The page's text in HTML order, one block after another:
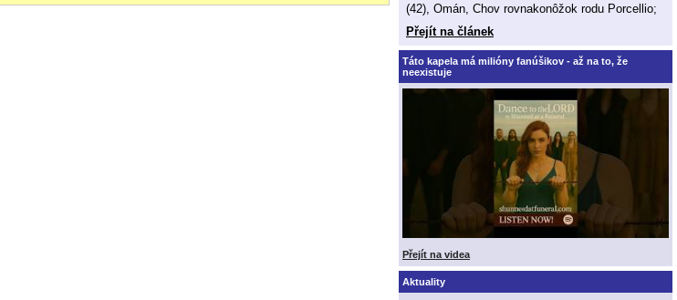
(42), Omán, Chov rovnakonôžok rodu Porcellio;
Přejít na článek
Táto kapela má milióny fanúšikov - až na to, že
neexistuje
Přejít na videa
Aktuality